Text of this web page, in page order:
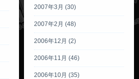
2007年3月 (30)
2007年2月 (48)
2006年12月 (2)
2006年11月 (46)
2006年10月 (35)